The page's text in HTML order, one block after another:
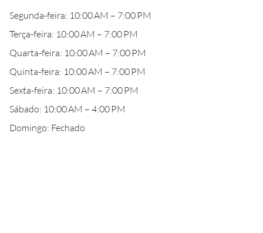
Segunda-feira: 10:00 AM – 7:00 PM
Terça-feira: 10:00 AM – 7:00 PM
Quarta-feira: 10:00 AM – 7:00 PM
Quinta-feira: 10:00 AM – 7:00 PM
Sexta-feira: 10:00 AM – 7:00 PM
Sábado: 10:00 AM – 4:00 PM
Domingo: Fechado